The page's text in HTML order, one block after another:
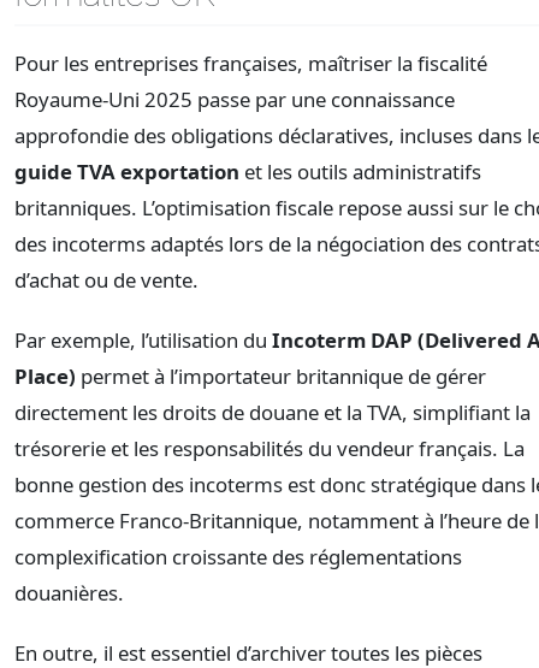
Pour les entreprises françaises, maîtriser la fiscalité
Royaume-Uni 2025 passe par une connaissance
approfondie des obligations déclaratives, incluses dans
guide TVA exportation et les outils administratifs
britanniques. L’optimisation fiscale repose aussi sur le
des incoterms adaptés lors de la négociation des
d’achat ou de vente.
Par exemple, l’utilisation du Incoterm DAP (Delivered
Place) permet à l’importateur britannique de gérer
directement les droits de douane et la TVA, simplifiant la
trésorerie et les responsabilités du vendeur français. La
bonne gestion des incoterms est donc stratégique dans
commerce Franco-Britannique, notamment à l’heure de
complexification croissante des réglementations
douanières.
En outre, il est essentiel d’archiver toutes les pièces